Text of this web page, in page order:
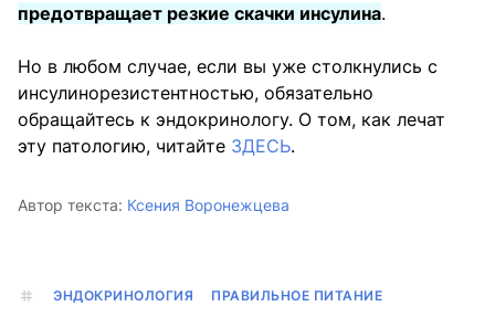
предотвращает резкие скачки инсулина.
Но в любом случае, если вы уже столкнулись с
инсулинорезистентностью, обязательно
обращайтесь к эндокринологу. О том, как лечат
эту патологию, читайте ЗДЕСЬ.
Автор текста: Ксения Воронежцева
ЭНДОКРИНОЛОГИЯ ПРАВИЛЬНОЕ ПИТАНИЕ